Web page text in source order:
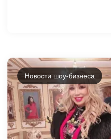
Новости шоу-бизнеса